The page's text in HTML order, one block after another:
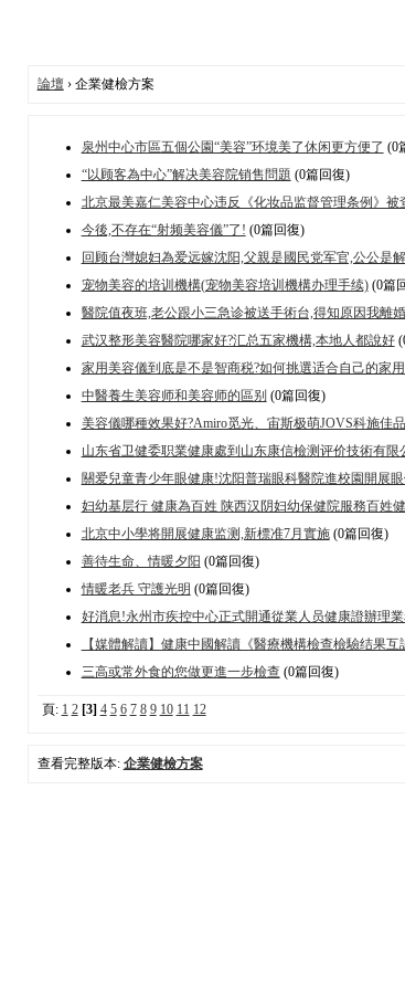
論壇› 企業健檢方案
泉州中心市區五個公園“美容”环境美了休闲更方便了 (0
“以顾客為中心”解决美容院销售問題 (0篇回復)
北京最美嘉仁美容中心违反《化妆品监督管理条例》被
今後,不存在“射频美容儀”了! (0篇回復)
回顾台灣媳妇為爱远嫁沈阳,父親是國民党军官,公公是
宠物美容的培训機構(宠物美容培训機構办理手续)(0篇
醫院值夜班,老公跟小三急诊被送手術台,得知原因我離
武汉整形美容醫院哪家好?汇总五家機構,本地人都說好
家用美容儀到底是不是智商税?如何挑選适合自己的家
中醫養生美容师和美容师的區别 (0篇回復)
美容儀哪種效果好?Amiro觅光、宙斯极萌JOVS科施佳
山东省卫健委职業健康處到山东康信檢测评价技術有限
關爱兒童青少年眼健康!沈阳普瑞眼科醫院進校園開展
妇幼基层行 健康為百姓 陕西汉阴妇幼保健院服務百姓
北京中小學将開展健康监测,新標准7月實施(0篇回復)
善待生命、情暖夕阳 (0篇回復)
情暖老兵 守護光明 (0篇回復)
好消息!永州市疾控中心正式開通從業人员健康證辦理
【媒體解讀】健康中國解讀《醫療機構檢查檢驗结果互
三高或常外食的您做更進一步檢查 (0篇回復)
頁: 1 2 [3] 4 5 6 7 8 9 10 11 12
查看完整版本: 企業健檢方案